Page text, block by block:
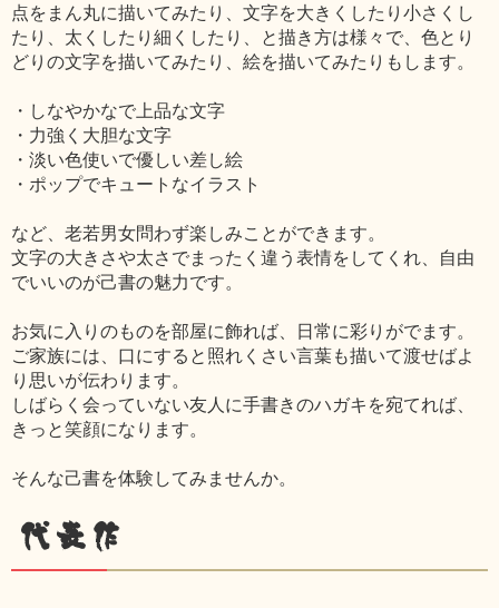
点をまん丸に描いてみたり、文字を大きくしたり小さくし
たり、太くしたり細くしたり、と描き方は様々で、色とり
どりの文字を描いてみたり、絵を描いてみたりもします。
・しなやかなで上品な文字
・力強く大胆な文字
・淡い色使いで優しい差し絵
・ポップでキュートなイラスト
など、老若男女問わず楽しみことができます。
文字の大きさや太さでまったく違う表情をしてくれ、自由
でいいのが己書の魅力です。
お気に入りのものを部屋に飾れば、日常に彩りがでます。
ご家族には、口にすると照れくさい言葉も描いて渡せばよ
り思いが伝わります。
しばらく会っていない友人に手書きのハガキを宛てれば、
きっと笑顔になります。
そんな己書を体験してみませんか。
代表作